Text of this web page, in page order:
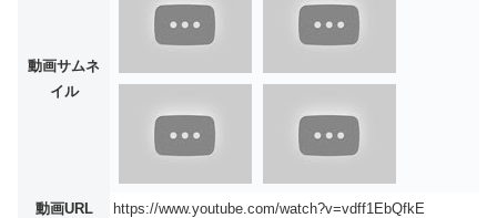
動画サムネ
イル
動画URL https://www.youtube.com/watch?v=vdff1EbQfkE